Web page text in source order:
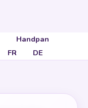
Handpan
FR DE